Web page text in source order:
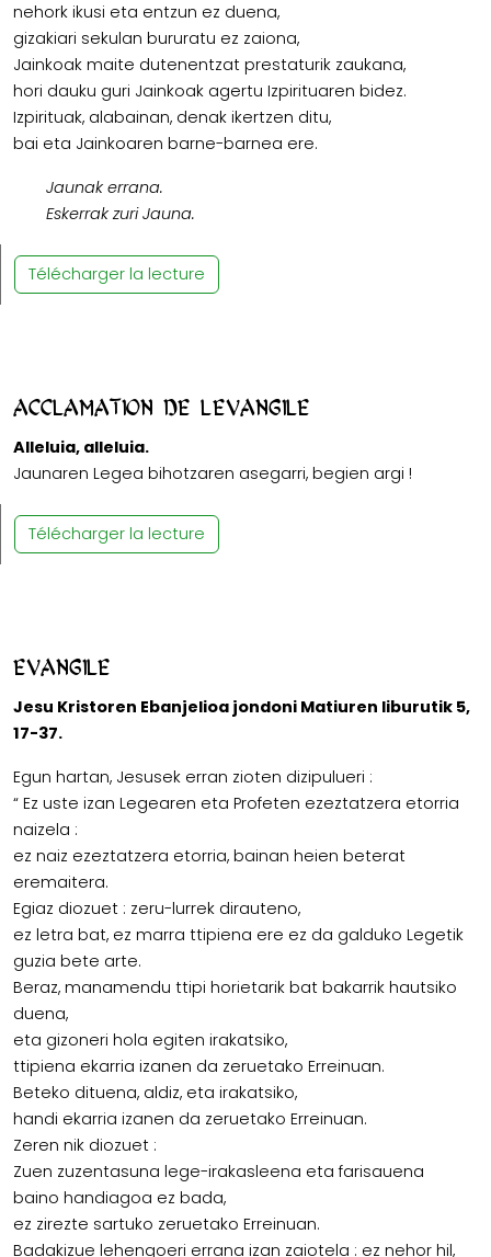
nehork ikusi eta entzun ez duena,
gizakiari sekulan bururatu ez zaiona,
Jainkoak maite dutenentzat prestaturik zaukana,
hori dauku guri Jainkoak agertu Izpirituaren bidez.
Izpirituak, alabainan, denak ikertzen ditu,
bai eta Jainkoaren barne-barnea ere.
Jaunak errana.
Eskerrak zuri Jauna.
Télécharger la lecture
Acclamation de l'Evangile
Alleluia, alleluia.
Jaunaren Legea bihotzaren asegarri, begien argi !
Télécharger la lecture
Evangile
Jesu Kristoren Ebanjelioa jondoni Matiuren liburutik 5,
17-37.
Egun hartan, Jesusek erran zioten dizipulueri :
“ Ez uste izan Legearen eta Profeten ezeztatzera etorria
naizela :
ez naiz ezeztatzera etorria, bainan heien beterat
eremaitera.
Egiaz diozuet : zeru-lurrek dirauteno,
ez letra bat, ez marra ttipiena ere ez da galduko Legetik
guzia bete arte.
Beraz, manamendu ttipi horietarik bat bakarrik hautsiko
duena,
eta gizoneri hola egiten irakatsiko,
ttipiena ekarria izanen da zeruetako Erreinuan.
Beteko dituena, aldiz, eta irakatsiko,
handi ekarria izanen da zeruetako Erreinuan.
Zeren nik diozuet :
Zuen zuzentasuna lege-irakasleena eta farisauena
baino handiagoa ez bada,
ez zirezte sartuko zeruetako Erreinuan.
Badakizue lehengoeri errana izan zaiotela : ez nehor hil,